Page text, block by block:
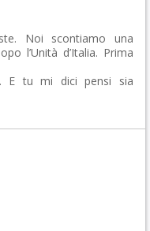
Noi scontiamo una
l’Unità d’Italia. Prima
E tu mi dici pensi sia